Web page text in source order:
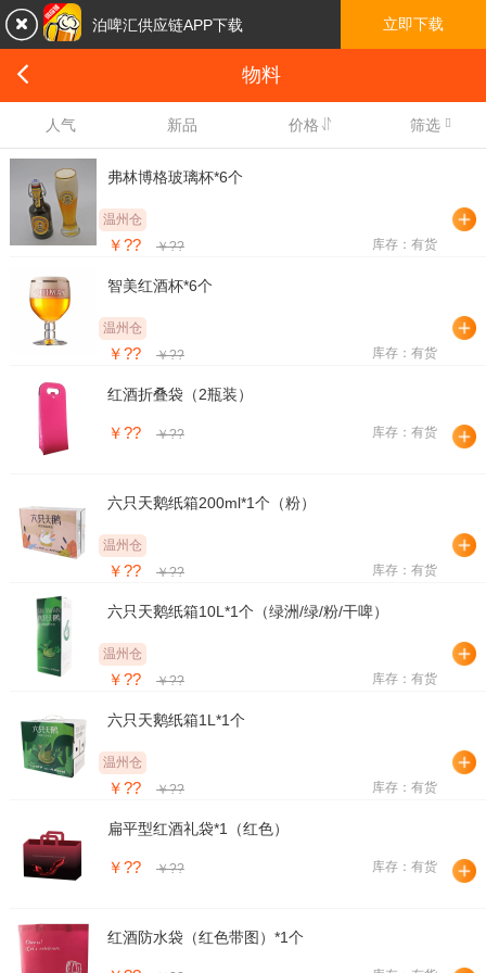
 物料
人气 新品 价格 筛选
弗林博格玻璃杯*6个
温州仓
￥?? ￥?? 库存：有货
智美红酒杯*6个
温州仓
￥?? ￥?? 库存：有货
红酒折叠袋（2瓶装）
￥?? ￥?? 库存：有货
六只天鹅纸箱200ml*1个（粉）
温州仓
￥?? ￥?? 库存：有货
六只天鹅纸箱10L*1个（绿洲/绿/粉/干啤）
温州仓
￥?? ￥?? 库存：有货
六只天鹅纸箱1L*1个
温州仓
￥?? ￥?? 库存：有货
扁平型红酒礼袋*1（红色）
￥?? ￥?? 库存：有货
红酒防水袋（红色带图）*1个
 泊啤汇供应链APP下载 立即下载